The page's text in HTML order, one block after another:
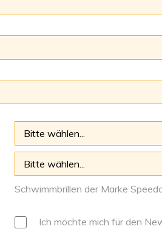
Schwimmbrillen der Marke
Ich möchte mich für den